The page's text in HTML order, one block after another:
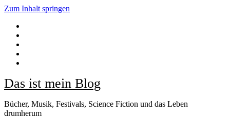
Zum Inhalt springen
Das ist mein Blog
Bücher, Musik, Festivals, Science Fiction und das Leben
drumherum